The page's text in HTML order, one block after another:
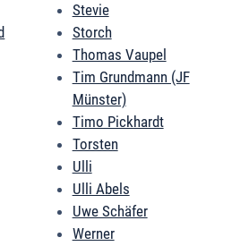
Stevie
Storch
Thomas Vaupel
Tim Grundmann (JF
Münster)
Timo Pickhardt
Torsten
Ulli
Ulli Abels
Uwe Schäfer
Werner